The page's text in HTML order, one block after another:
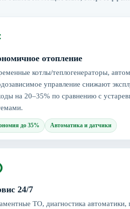
отопление
котлы/теплогенераторы,
управление снижают
на 20–35% по сравнению с
до 35% Автоматика и датчики
24/7
ТО, диагностика